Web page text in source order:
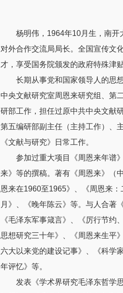
杨明伟，1964年10月生，南开
对外合作交流局局长。全国宣传文
才，享受国务院颁发的政府特殊津
长期从事党和国家领导人的思
中央文献研究室周恩来研究组、第
研部工作，担任过原中共中央文献
第五编研部副主任（主持工作）、
《文献与研究》日常工作。
参加过重大项目《周恩来年谱
来》等的撰稿。著有《周恩来》（
恩来在1960至1965》、《周恩来
月》、《晚年陈云》等。与人合著
《毛泽东军事箴言》、《厉行节
思想研究三十年》、《周恩来生
六大以来党的建设记事》、《科学
年评忆》等。
发表《学术界研究毛泽东哲学